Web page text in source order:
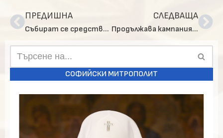
ПРЕДИШНА
Събират се средства за ремонта на храм „Св. Николай Софийски“
СЛЕДВАЩА
Продължава кампанията за завършване лечението на малкия Илиян от София (обновена)
СОФИЙСКИ МИТРОПОЛИТ